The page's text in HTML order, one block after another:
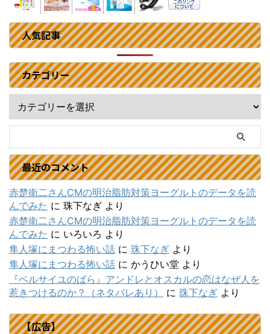
人気記事
カテゴリー
最近のコメント
赤楚衛二さんCMの明治脂肪対策ヨーグルトのデータを読
んでみた に 珠下なぎ より
赤楚衛二さんCMの明治脂肪対策ヨーグルトのデータを読
んでみた に いろいろ より
隼人塚にまつわる怖い話 に 珠下なぎ より
隼人塚にまつわる怖い話 に かうひい堂 より
『ベルサイユのばら』アンドレとオスカルの恋はなぜ人を
惹きつけるのか？（ネタバレあり）
に 珠下なぎ より
【広告】